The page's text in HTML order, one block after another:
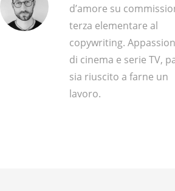
d’amore su
terza elementare al
copywriting.
di cinema e serie TV,
sia riuscito a farne un
lavoro.